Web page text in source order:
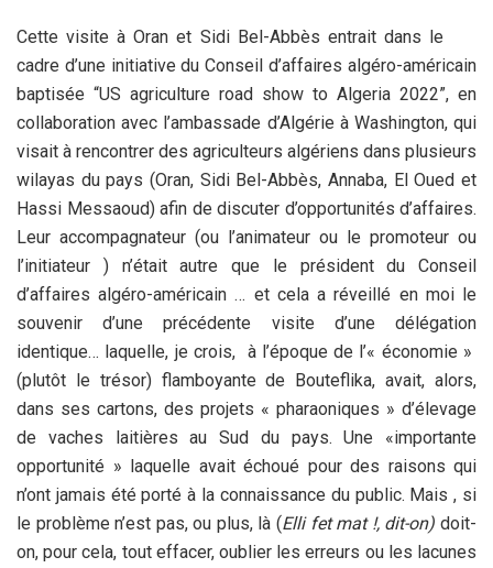
Cette visite à Oran et Sidi Bel-Abbès entrait dans le
cadre d’une initiative du Conseil d’affaires algéro-américain
baptisée “US agriculture road show to Algeria 2022”, en
collaboration avec l’ambassade d’Algérie à Washington, qui
visait à rencontrer des agriculteurs algériens dans plusieurs
wilayas du pays (Oran, Sidi Bel-Abbès, Annaba, El Oued et
Hassi Messaoud) afin de discuter d’opportunités d’affaires.
Leur accompagnateur (ou l’animateur ou le promoteur ou
l’initiateur ) n’était autre que le président du Conseil
d’affaires algéro-américain … et cela a réveillé en moi le
souvenir d’une précédente visite d’une délégation
identique… laquelle, je crois, à l’époque de l’« économie »
(plutôt le trésor) flamboyante de Bouteflika, avait, alors,
dans ses cartons, des projets « pharaoniques » d’élevage
de vaches laitières au Sud du pays. Une «importante
opportunité » laquelle avait échoué pour des raisons qui
n’ont jamais été porté à la connaissance du public. Mais , si
le problème n’est pas, ou plus, là (Elli fet mat !, dit-on) doit-
on, pour cela, tout effacer, oublier les erreurs ou les lacunes